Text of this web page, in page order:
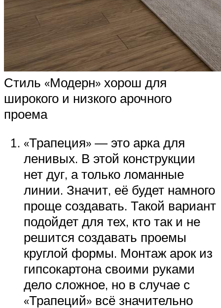
Стиль «Модерн» хорош для
широкого и низкого арочного
проема
«Трапеция» — это арка для
ленивых. В этой конструкции
нет дуг, а только ломанные
линии. Значит, её будет намного
проще создавать. Такой вариант
подойдет для тех, кто так и не
решится создавать проемы
круглой формы. Монтаж арок из
гипсокартона своими руками
дело сложное, но в случае с
«Трапеций» всё значительно